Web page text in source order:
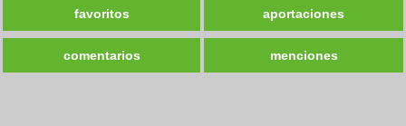
favoritos aportaciones
comentarios menciones